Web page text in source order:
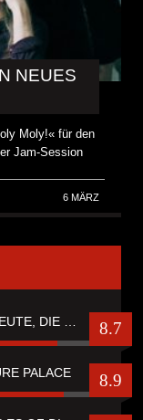
NEUES
Moly!« für den
Jam-Session
6 MÄRZ
8.7
PALACE 8.9